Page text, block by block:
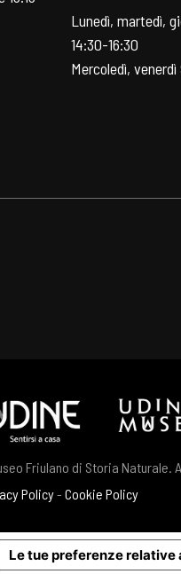
Lunedì, martedì,
14:30-16:30
Mercoledì,
Friulano di Storia Naturale.
Policy- Cookie Policy
Le tue preferenze relative